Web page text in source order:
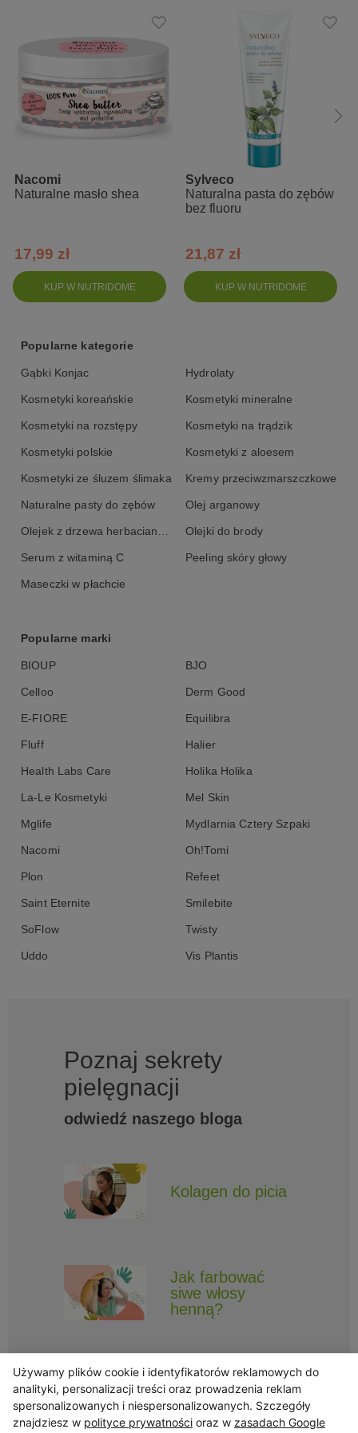
Testy potwierdziły bezpieczeństwo i skuteczność kremu oraz jego
bezpieczeństwo w stosowaniu do skóry nadwrażliwej, atopowej,
suchej i podrażnionej.
Działanie kremu Iossi Lawenda i rumianek:
natłuszcza i nawilża
zapobiega przesuszaniu się skóry
przyspiesza regenerację skóry
Zalety Kremu Lawenda i rumianek od Iossi:
100% naturalnych składników
atopowej
może być stosowany u dzieci powyżej 6 miesiąca życia
odpowiedni do stosowania zimą
nie zawiera wody
Skład INCI:
Butyrospermum Parkii (Shea) Butter*, Cannabis Sativa (Hemp)
Seed Oil*, Simmondsia Chinensis Oil*, Theobroma Cacao Seed
& Calendula Officinalis Flower Extract, Tocopherol, Lavandula
Oil, Aniba rosaeodora (Rosewood) Oil, Copaifera Reticulata
Limonene**, Linalool**
*organiczne **naturalne składniki olejków eterycznych.
KUP W NUTRIDOME
Nacomi
Naturalne masło shea
17,99 zł
KUP W NUTRIDOME
Sylveco
Naturalna pasta do zębów
bez fluoru
21,87 zł
Popularne kategorie
Gąbki Konjac Hydrolaty
Kosmetyki koreańskie Kosmetyki mineralne
Kosmetyki na rozstępy Kosmetyki na trądzik
Kosmetyki polskie Kosmetyki z aloesem
Kosmetyki ze śluzem ślimaka Kremy przeciwzmarszczkowe
Naturalne pasty do zębów Olej arganowy
Olejek z drzewa herbacianego Olejki do brody
Serum z witaminą C Peeling skóry głowy
Maseczki w płachcie
Popularne marki
BIOUP BJO
Celloo Derm Good
E-FIORE Equilibra
Fluff Halier
Health Labs Care Holika Holika
La-Le Kosmetyki Mel Skin
Mglife Mydlarnia Cztery Szpaki
Nacomi Oh!Tomi
Plon Refeet
Saint Eternite Smilebite
SoFlow Twisty
Uddo Vis Plantis
Poznaj sekrety
pielęgnacji
odwiedź naszego bloga
Kolagen do picia
Jak farbować
siwe włosy
henną?
Obserwuj Triny, by nie ominęły Cię najlepsze promocje i informacje
Używamy plików cookie i identyfikatorów reklamowych do
analityki, personalizacji treści oraz prowadzenia reklam
spersonalizowanych i niespersonalizowanych. Szczegóły
znajdziesz w polityce prywatności oraz w zasadach Google